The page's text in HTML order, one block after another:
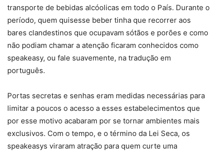
transporte de bebidas alcóolicas em todo o País. Durante o
período, quem quisesse beber tinha que recorrer aos
bares clandestinos que ocupavam sótãos e porões e como
não podiam chamar a atenção ficaram conhecidos como
speakeasy, ou fale suavemente, na tradução em
português.
Portas secretas e senhas eram medidas necessárias para
limitar a poucos o acesso a esses estabelecimentos que
por esse motivo acabaram por se tornar ambientes mais
exclusivos. Com o tempo, e o término da Lei Seca, os
speakeasys viraram atração para quem curte uma